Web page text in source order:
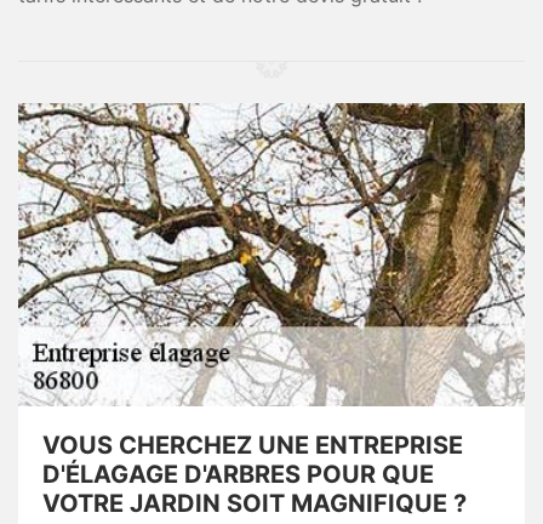
VOUS CHERCHEZ UNE ENTREPRISE
D'ÉLAGAGE D'ARBRES POUR QUE
VOTRE JARDIN SOIT MAGNIFIQUE ?